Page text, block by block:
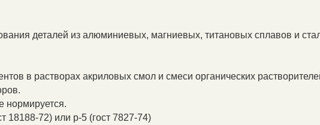
деталей из алюминиевых, магниевых, титановых сплавов и
в растворах акриловых смол и смеси органических
нормируется.
18188-72) или р-5 (гост 7827-74)